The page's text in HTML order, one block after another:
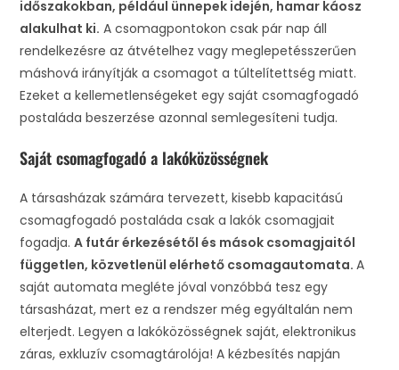
időszakokban, például ünnepek idején, hamar káosz
alakulhat ki. A csomagpontokon csak pár nap áll
rendelkezésre az átvételhez vagy meglepetésszerűen
máshová irányítják a csomagot a túltelítettség miatt.
Ezeket a kellemetlenségeket egy saját csomagfogadó
postaláda beszerzése azonnal semlegesíteni tudja.
Saját csomagfogadó a lakóközösségnek
A társasházak számára tervezett, kisebb kapacitású
csomagfogadó postaláda csak a lakók csomagjait
fogadja.A futár érkezésétől és mások csomagjaitól
független, közvetlenül elérhető csomagautomata.A
saját automata megléte jóval vonzóbbá tesz egy
társasházat, mert ez a rendszer még egyáltalán nem
elterjedt. Legyen a lakóközösségnek saját, elektronikus
záras, exkluzív csomagtárolója! A kézbesítés napján